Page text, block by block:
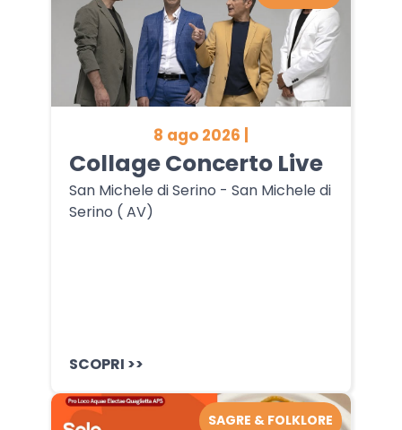
8 ago 2026 |
Collage Concerto Live
San Michele di Serino - San Michele di
Serino ( AV)
SCOPRI >>
SAGRE & FOLKLORE